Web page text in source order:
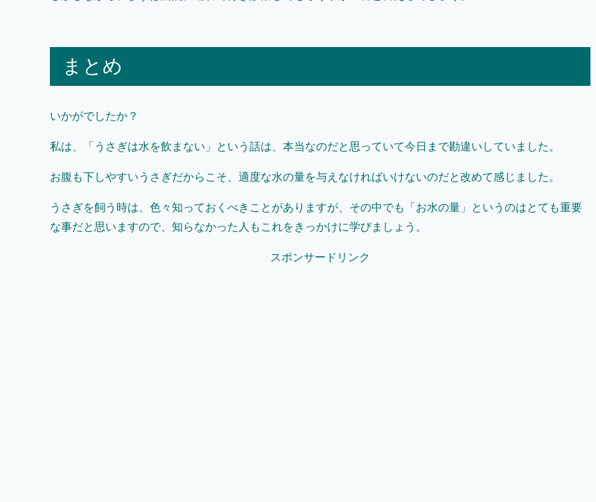
まとめ
いかがでしたか？
私は、「うさぎは水を飲まない」という話は、本当なのだと思っていて今日まで勘違いしていました。
お腹も下しやすいうさぎだからこそ、適度な水の量を与えなければいけないのだと改めて感じました。
うさぎを飼う時は、色々知っておくべきことがありますが、その中でも「お水の量」というのはとても重要
な事だと思いますので、知らなかった人もこれをきっかけに学びましょう。
スポンサードリンク